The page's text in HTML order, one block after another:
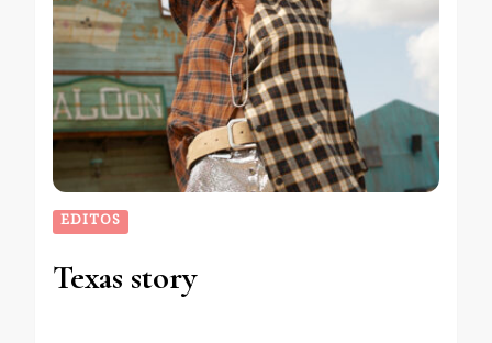
EDITOS
Texas story